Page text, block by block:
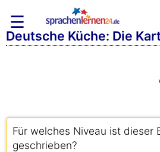
☰
Deutsche Küche: Die
Für welches Niveau ist dieser
geschrieben?